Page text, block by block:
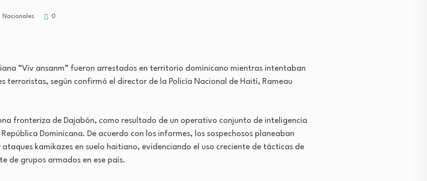
Nacionales 0
“Viv ansanm” fueron arrestados en territorio dominicano mientras intentaban
terroristas, según confirmó el director de la Policía Nacional de Haití, Rameau
fronteriza de Dajabón, como resultado de un operativo conjunto de inteligencia
Dominicana. De acuerdo con los informes, los sospechosos planeaban
kamikazes en suelo haitiano, evidenciando el uso creciente de tácticas de
de grupos armados en ese país.